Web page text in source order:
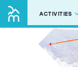
ACTIVITIES